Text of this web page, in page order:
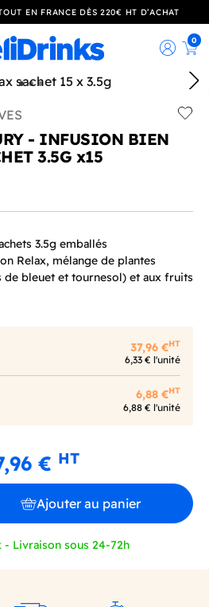
EN FRANCE DÈS 220€ HT D’ACHAT
0
- INFUSION BIEN
3.5G x15
3.5g emballés
Relax, mélange de plantes
bleuet et tournesol) et aux fruits
37,96 €HT
6,33 € l'unité
6,88 €HT
6,88 € l'unité
€ HT
Ajouter au panier
- Livraison sous 24-72h